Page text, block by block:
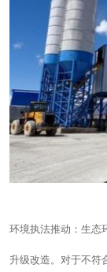
环境执法推动：生态
升级改造。对于不符